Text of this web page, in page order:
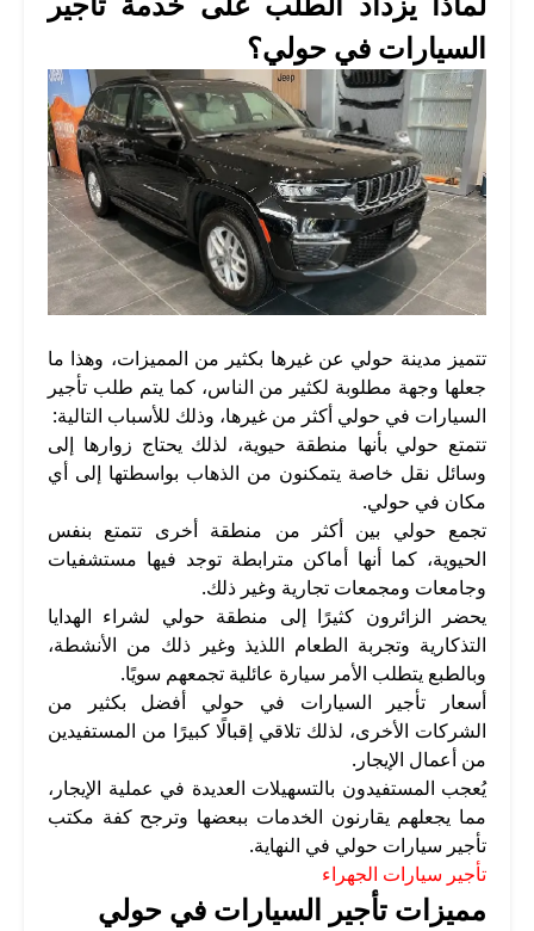
السيارات في حولي؟
تتميز مدينة حولي عن غيرها بكثير من المميزات، وهذا ما
جعلها وجهة مطلوبة لكثير من الناس، كما يتم طلب تأجير
السيارات في حولي أكثر من غيرها، وذلك للأسباب التالية:
تتمتع حولي بأنها منطقة حيوية، لذلك يحتاج زوارها إلى
وسائل نقل خاصة يتمكنون من الذهاب بواسطتها إلى أي
مكان في حولي.
تجمع حولي بين أكثر من منطقة أخرى تتمتع بنفس
الحيوية، كما أنها أماكن مترابطة توجد فيها مستشفيات
وجامعات ومجمعات تجارية وغير ذلك.
يحضر الزائرون كثيرًا إلى منطقة حولي لشراء الهدايا
التذكارية وتجربة الطعام اللذيذ وغير ذلك من الأنشطة،
وبالطبع يتطلب الأمر سيارة عائلية تجمعهم سويًا.
أسعار تأجير السيارات في حولي أفضل بكثير من
الشركات الأخرى، لذلك تلاقي إقبالًا كبيرًا من المستفيدين
من أعمال الإيجار.
يُعجب المستفيدون بالتسهيلات العديدة في عملية الإيجار،
مما يجعلهم يقارنون الخدمات ببعضها وترجح كفة مكتب
تأجير سيارات حولي في النهاية.
تأجير سيارات الجهراء
مميزات تأجير السيارات في حولي